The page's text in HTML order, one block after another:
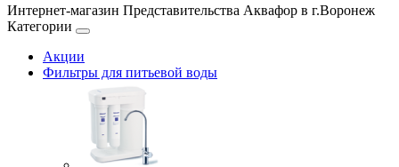
Интернет-магазин Представительства Аквафор в г.Воронеж
Категории
Акции
Фильтры для питьевой воды